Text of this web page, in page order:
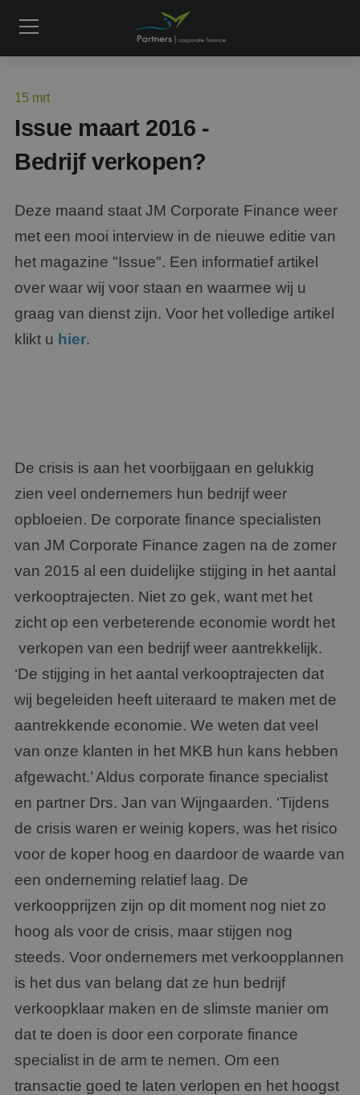
15 mrt
Issue maart 2016 -
Bedrijf verkopen?
Deze maand staat JM Corporate Finance weer
met een mooi interview in de nieuwe editie van
het magazine "Issue". Een informatief artikel
over waar wij voor staan en waarmee wij u
graag van dienst zijn. Voor het volledige artikel
klikt u hier.
De crisis is aan het voorbijgaan en gelukkig
zien veel ondernemers hun bedrijf weer
opbloeien. De corporate finance specialisten
van JM Corporate Finance zagen na de zomer
van 2015 al een duidelijke stijging in het aantal
verkooptrajecten. Niet zo gek, want met het
zicht op een verbeterende economie wordt het
verkopen van een bedrijf weer aantrekkelijk.
‘De stijging in het aantal verkooptrajecten dat
wij begeleiden heeft uiteraard te maken met de
aantrekkende economie. We weten dat veel
van onze klanten in het MKB hun kans hebben
afgewacht.’ Aldus corporate finance specialist
en partner Drs. Jan van Wijngaarden. ‘Tijdens
de crisis waren er weinig kopers, was het risico
voor de koper hoog en daardoor de waarde van
een onderneming relatief laag. De
verkoopprijzen zijn op dit moment nog niet zo
hoog als voor de crisis, maar stijgen nog
steeds. Voor ondernemers met verkoopplannen
is het dus van belang dat ze hun bedrijf
verkoopklaar maken en de slimste manier om
dat te doen is door een corporate finance
specialist in de arm te nemen. Om een
transactie goed te laten verlopen en het hoogst